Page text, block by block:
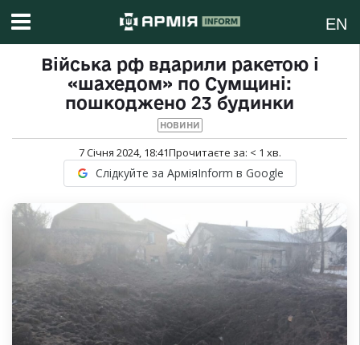
EN
Війська рф вдарили ракетою і
«шахедом» по Сумщині:
пошкоджено 23 будинки
НОВИНИ
7 Січня 2024, 18:41Прочитаєте за: < 1 хв.
Слідкуйте за АрміяInform в Google